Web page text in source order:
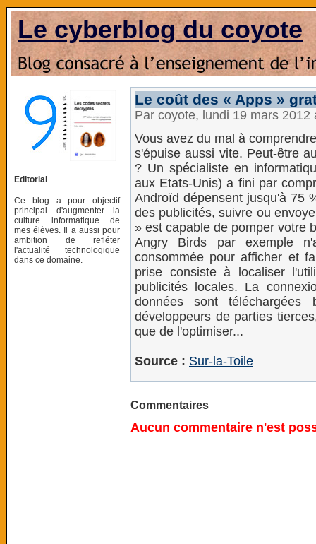
Le cyberblog du coyote
Editorial
Ce blog a pour objectif
principal d'augmenter la
culture informatique de
mes élèves. Il a aussi pour
ambition de refléter
l'actualité technologique
dans ce domaine.
Le coût des « Apps »
Par coyote, lundi 19 mars
Vous avez du mal à
s'épuise aussi vite. Peut-être
? Un spécialiste en
aux Etats-Unis) a fini par
Androïd dépensent jusqu'à 75
des publicités, suivre ou
» est capable de pomper votre
Angry Birds par exemple
consommée pour afficher et
prise consiste à localiser
publicités locales. La
données sont
développeurs de parties
que de l'optimiser...
Source : Sur-la-Toile
Commentaires
Aucun commentaire n'est